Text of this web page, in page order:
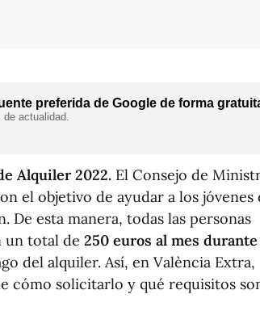
preferida de Google de forma
actualidad.
Alquiler 2022. El Consejo de
el objetivo de ayudar a los jóvenes
De esta manera, todas las personas
un total de 250 euros al mes durante
del alquiler. Así, en València Extra,
cómo solicitarlo y qué requisitos